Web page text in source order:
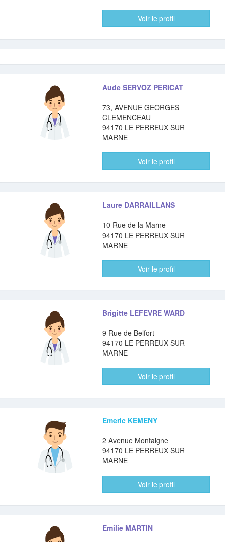
Voir le profil
Aude SERVOZ PERICAT
73, AVENUE GEORGES
CLEMENCEAU
94170 LE PERREUX SUR
MARNE
Voir le profil
Laure DARRAILLANS
10 Rue de la Marne
94170 LE PERREUX SUR
MARNE
Voir le profil
Brigitte LEFEVRE WARD
9 Rue de Belfort
94170 LE PERREUX SUR
MARNE
Voir le profil
Emeric KEMENY
2 Avenue Montaigne
94170 LE PERREUX SUR
MARNE
Voir le profil
Emilie MARTIN